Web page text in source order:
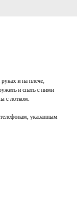
и на плече,
и спать с ними
с лотком.
указанным